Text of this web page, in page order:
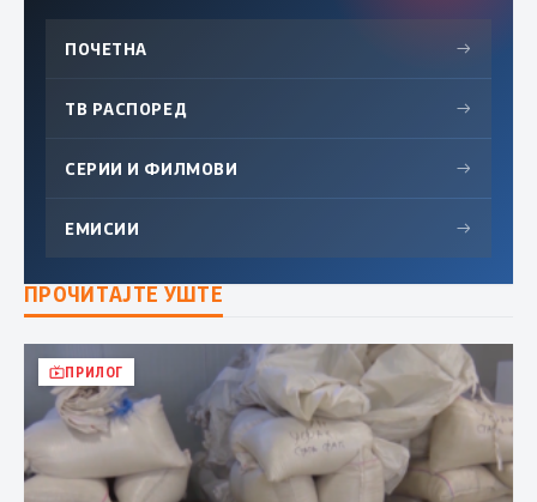
ПОЧЕТНА →
ТВ РАСПОРЕД →
СЕРИИ И ФИЛМОВИ →
ЕМИСИИ →
ПРОЧИТАЈТЕ УШТЕ
ПРИЛОГ